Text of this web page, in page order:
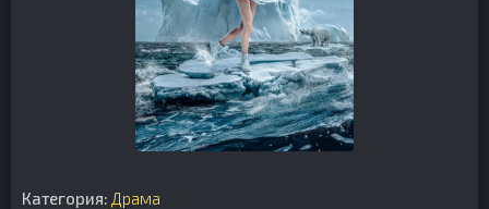
Категория: Драма